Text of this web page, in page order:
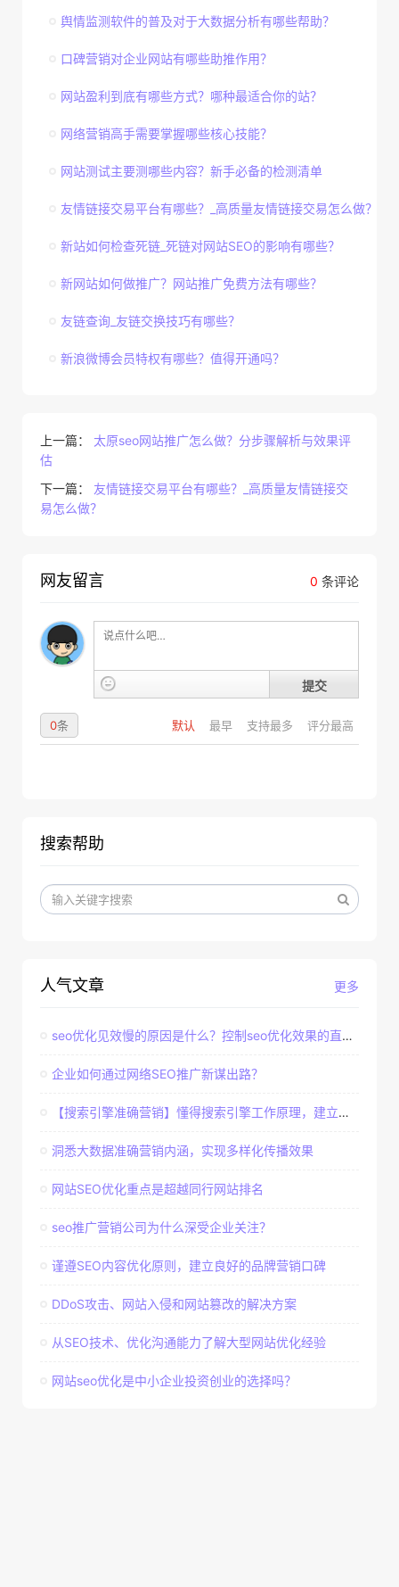
舆情监测软件的普及对于大数据分析有哪些帮助？
口碑营销对企业网站有哪些助推作用？
网站盈利到底有哪些方式？哪种最适合你的站？
网络营销高手需要掌握哪些核心技能？
网站测试主要测哪些内容？新手必备的检测清单
友情链接交易平台有哪些？_高质量友情链接交易怎么做？
新站如何检查死链_死链对网站SEO的影响有哪些？
新网站如何做推广？网站推广免费方法有哪些？
友链查询_友链交换技巧有哪些？
新浪微博会员特权有哪些？值得开通吗？
上一篇： 太原seo网站推广怎么做？分步骤解析与效果评
估
下一篇： 友情链接交易平台有哪些？_高质量友情链接交
易怎么做？
0 条评论
网友留言
提交
默认 最早 支持最多 评分最高
0条
搜索帮助
更多
人气文章
seo优化见效慢的原因是什么？控制seo优化效果的直接因素
企业如何通过网络SEO推广新谋出路？
【搜索引擎准确营销】懂得搜索引擎工作原理，建立准确客户群体
洞悉大数据准确营销内涵，实现多样化传播效果
网站SEO优化重点是超越同行网站排名
seo推广营销公司为什么深受企业关注？
谨遵SEO内容优化原则，建立良好的品牌营销口碑
DDoS攻击、网站入侵和网站篡改的解决方案
从SEO技术、优化沟通能力了解大型网站优化经验
网站seo优化是中小企业投资创业的选择吗？